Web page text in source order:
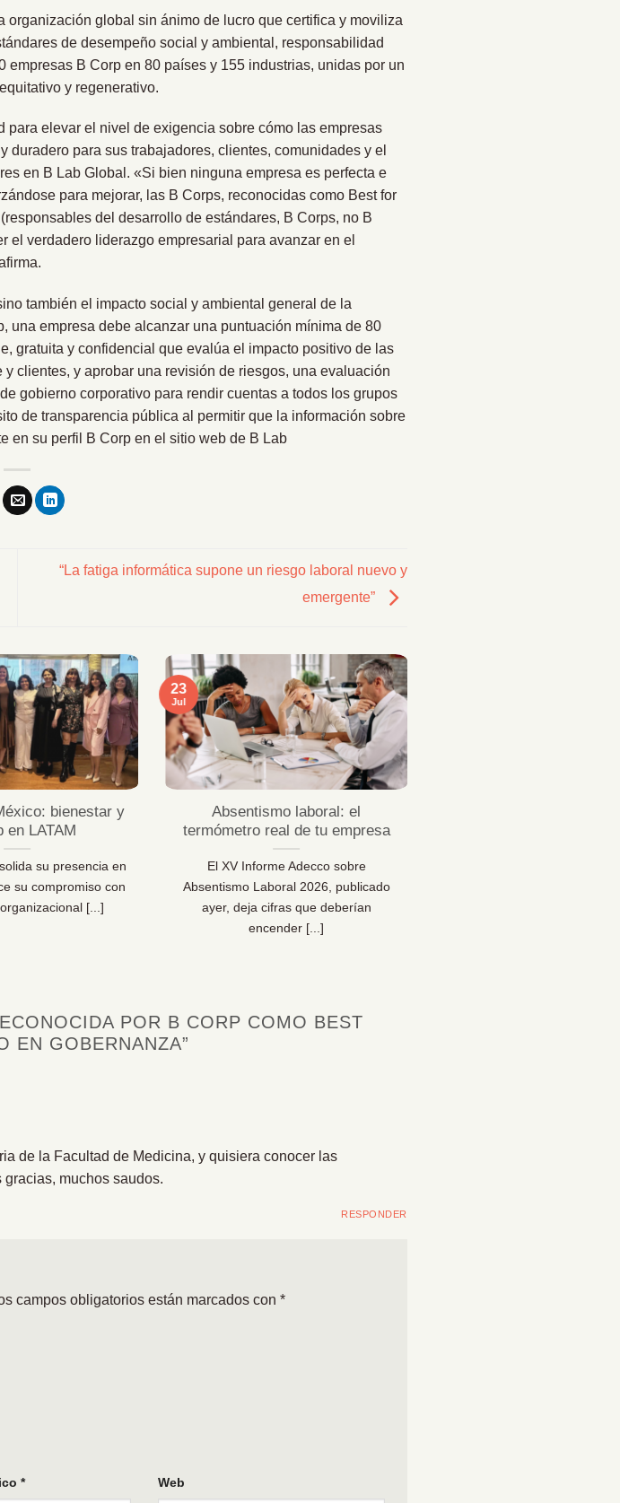
organización global sin ánimo de lucro que certifica y moviliza
de desempeño social y ambiental, responsabilidad
B Corp en 80 países y 155 industrias, unidas por un
y regenerativo.
elevar el nivel de exigencia sobre cómo las empresas
para sus trabajadores, clientes, comunidades y el
en B Lab Global. «Si bien ninguna empresa es perfecta e
para mejorar, las B Corps, reconocidas como Best for
del desarrollo de estándares, B Corps, no B
verdadero liderazgo empresarial para avanzar en el
también el impacto social y ambiental general de la
una empresa debe alcanzar una puntuación mínima de 80
gratuita y confidencial que evalúa el impacto positivo de las
clientes, y aprobar una revisión de riesgos, una evaluación
gobierno corporativo para rendir cuentas a todos los grupos
de transparencia pública al permitir que la información sobre
en su perfil B Corp en el sitio web de B Lab
“La fatiga informática supone un riesgo laboral nuevo y
emergente”
bienestar y
en LATAM
su presencia en
su compromiso con
[...]
Absentismo laboral: el
termómetro real de tu empresa
El XV Informe Adecco sobre
Absentismo Laboral 2026, publicado
ayer, deja cifras que deberían
encender [...]
23
Jul
POR B CORP COMO BEST
EN GOBERNANZA”
de la Facultad de Medicina, y quisiera conocer las
muchos saudos.
RESPONDER
campos obligatorios están marcados con *
* Web